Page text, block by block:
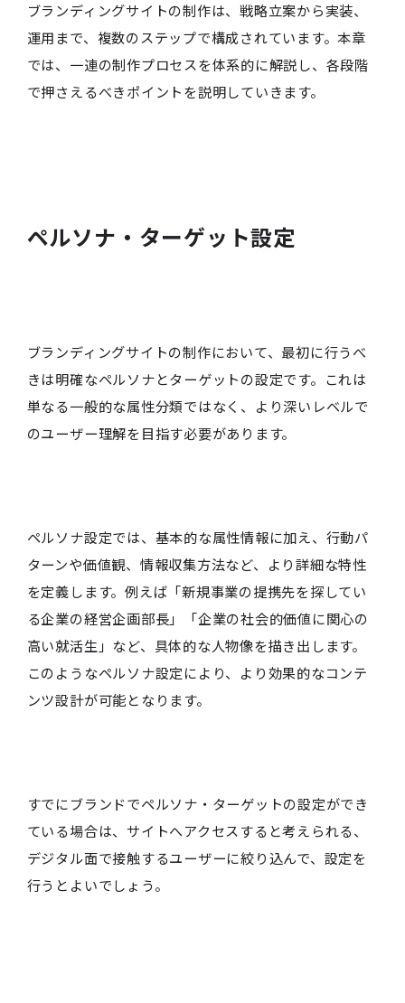
ブランディングサイトの制作は、戦略立案から実装、
運用まで、複数のステップで構成されています。本章
では、一連の制作プロセスを体系的に解説し、各段階
で押さえるべきポイントを説明していきます。
ペルソナ・ターゲット設定
ブランディングサイトの制作において、最初に行うべ
きは明確なペルソナとターゲットの設定です。これは
単なる一般的な属性分類ではなく、より深いレベルで
のユーザー理解を目指す必要があります。
ペルソナ設定では、基本的な属性情報に加え、行動パ
ターンや価値観、情報収集方法など、より詳細な特性
を定義します。例えば「新規事業の提携先を探してい
る企業の経営企画部長」「企業の社会的価値に関心の
高い就活生」など、具体的な人物像を描き出します。
このようなペルソナ設定により、より効果的なコンテ
ンツ設計が可能となります。
すでにブランドでペルソナ・ターゲットの設定ができ
ている場合は、サイトへアクセスすると考えられる、
デジタル面で接触するユーザーに絞り込んで、設定を
行うとよいでしょう。